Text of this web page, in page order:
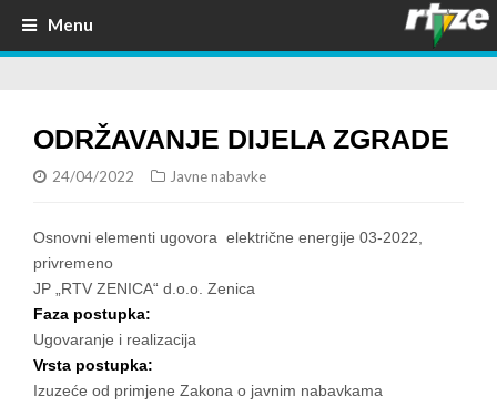
Menu
ODRŽAVANJE DIJELA ZGRADE
24/04/2022 Javne nabavke
Osnovni elementi ugovora električne energije 03-2022,
privremeno
JP „RTV ZENICA“ d.o.o. Zenica
Faza postupka:
Ugovaranje i realizacija
Vrsta postupka:
Izuzeće od primjene Zakona o javnim nabavkama